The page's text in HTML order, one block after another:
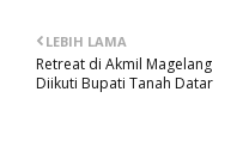
LEBIH LAMA
Retreat di Akmil Magelang
Diikuti Bupati Tanah Datar